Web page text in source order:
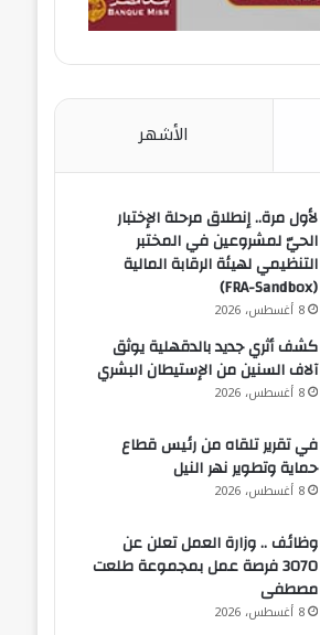
الأشهر
لأول مرة.. إنطلاق مرحلة الإختبار
الحيّ لمشروعين في المختبر
التنظيمي لهيئة الرقابة المالية
(FRA-Sandbox)
8 أغسطس، 2026
كشف أثري جديد بالدقهلية يوثق
آلاف السنين من الإستيطان البشري
8 أغسطس، 2026
في تقرير تلقاه من رئيس قطاع
حماية وتطوير نهر النيل
8 أغسطس، 2026
وظائف .. وزارة العمل تعلن عن
3070 فرصة عمل بمجموعة طلعت
مصطفى
8 أغسطس، 2026